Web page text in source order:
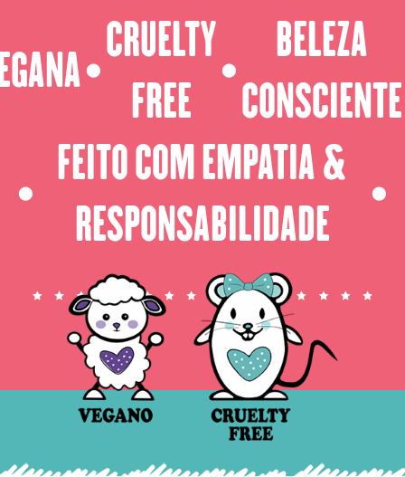
⬤
CRUELTY
FREE
⬤
BELEZA
CONSCIENTE
⬤
FEITO COM EMPATIA &
RESPONSABILIDADE
⬤